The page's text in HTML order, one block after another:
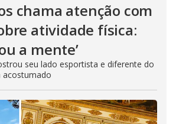
chama atenção com
atividade física:
a mente’
seu lado esportista e diferente do
acostumado